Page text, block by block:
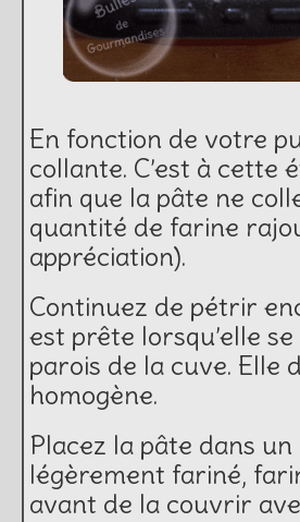
En fonction de votre
collante. C’est à cette
afin que la pâte ne
quantité de farine
appréciation).
Continuez de pétrir
est prête lorsqu’elle
parois de la cuve. Elle
homogène.
Placez la pâte dans
légèrement fariné,
avant de la couvrir